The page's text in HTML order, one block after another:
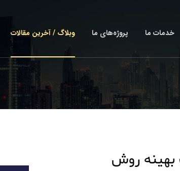
خدمات ما پروژه‌های ما وبلاگ / آخرین مقالات
بهینه روش